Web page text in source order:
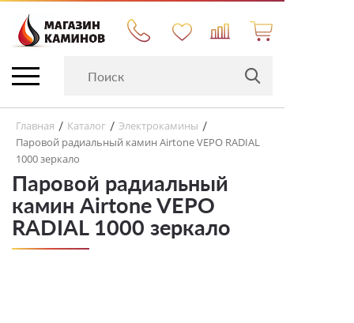
Главная / Каталог / Электрокамины /
Паровой радиальный камин Airtone VEPO RADIAL
1000 зеркало
Паровой радиальный
камин Airtone VEPO
RADIAL 1000 зеркало